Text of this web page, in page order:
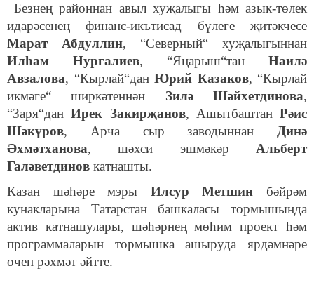
Безнең районнан авыл хуҗалыгы һәм азык-төлек
идарәсенең финанс-икътисад бүлеге җитәкчесе
Марат Абдуллин, “Северный“ хуҗалыгыннан
Илһам Нургалиев, “Яңарыш“тан Наилә
Авзалова, “Кырлай“дан Юрий Казаков, “Кырлай
икмәге“ ширкәтеннән Зилә Шәйхетдинова,
“Заря“данИрек Закирҗанов, Ашытбаштан Рәис
Шәкүров, Арча сыр заводыннан Динә
Әхмәтханова, шәхси эшмәкәр Альберт
Галәветдинов катнашты.
Казан шәһәре мэры Илсур Метшин бәйрәм
кунакларына Татарстан башкаласы тормышында
актив катнашулары, шәһәрнең мөһим проект һәм
программаларын тормышка ашыруда ярдәмнәре
өчен рәхмәт әйтте.